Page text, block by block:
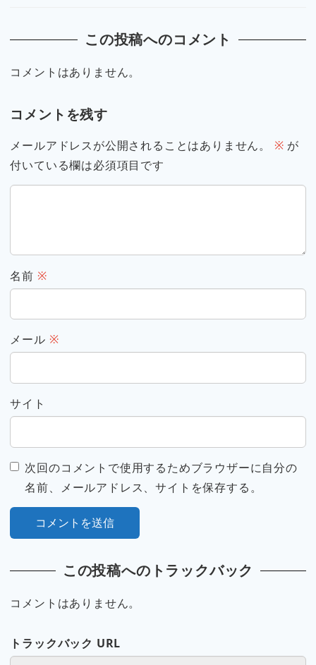
この投稿へのコメント
コメントはありません。
コメントを残す
メールアドレスが公開されることはありません。 ※ が
付いている欄は必須項目です
名前 ※
メール ※
サイト
次回のコメントで使用するためブラウザーに自分の
名前、メールアドレス、サイトを保存する。
この投稿へのトラックバック
コメントはありません。
トラックバック URL